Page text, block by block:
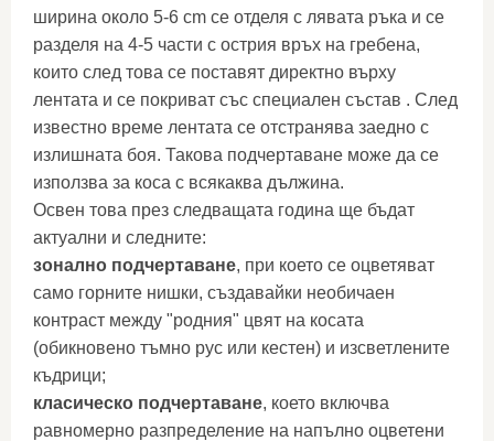
ширина около 5-6 cm се отделя с лявата ръка и се
разделя на 4-5 части с острия връх на гребена,
които след това се поставят директно върху
лентата и се покриват със специален състав . След
известно време лентата се отстранява заедно с
излишната боя. Такова подчертаване може да се
използва за коса с всякаква дължина.
Освен това през следващата година ще бъдат
актуални и следните:
зонално подчертаване, при което се оцветяват
само горните нишки, създавайки необичаен
контраст между "родния" цвят на косата
(обикновено тъмно рус или кестен) и изсветлените
къдрици;
класическо подчертаване, което включва
равномерно разпределение на напълно оцветени